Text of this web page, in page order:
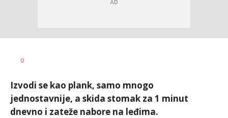
AUTOR
0
Izvodi se kao plank, samo mnogo
jednostavnije, a skida stomak za 1 minut
dnevno i zateže nabore na leđima.